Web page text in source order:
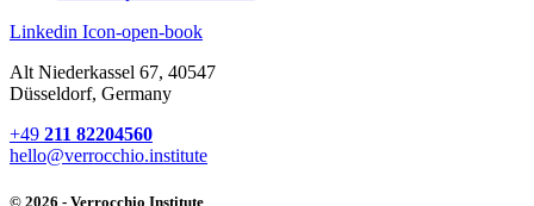
Linkedin Icon-open-book
Alt Niederkassel 67, 40547
Düsseldorf, Germany
+49 211 82204560
hello@verrocchio.institute
© 2026 - Verrocchio Institute